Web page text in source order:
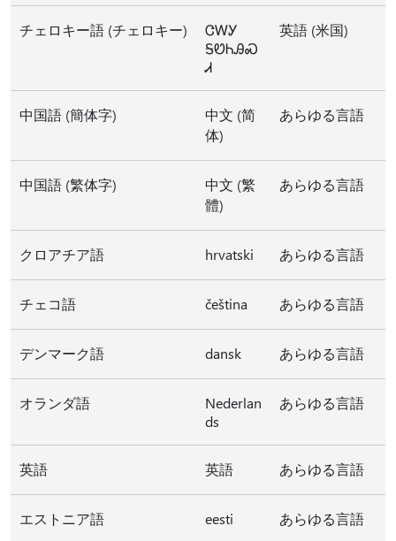
チェロキー語 (チェロキー)
ᏣᎳᎩ
ᎦᏬᏂᎯᏍ
Ꮧ
英語 (米国)
中国語 (簡体字)
中文 (简
体)
あらゆる言語
中国語 (繁体字)
中文 (繁
體)
あらゆる言語
クロアチア語 hrvatski あらゆる言語
チェコ語 čeština あらゆる言語
デンマーク語 dansk あらゆる言語
オランダ語
Nederlan
ds
あらゆる言語
英語 英語 あらゆる言語
エストニア語 eesti あらゆる言語